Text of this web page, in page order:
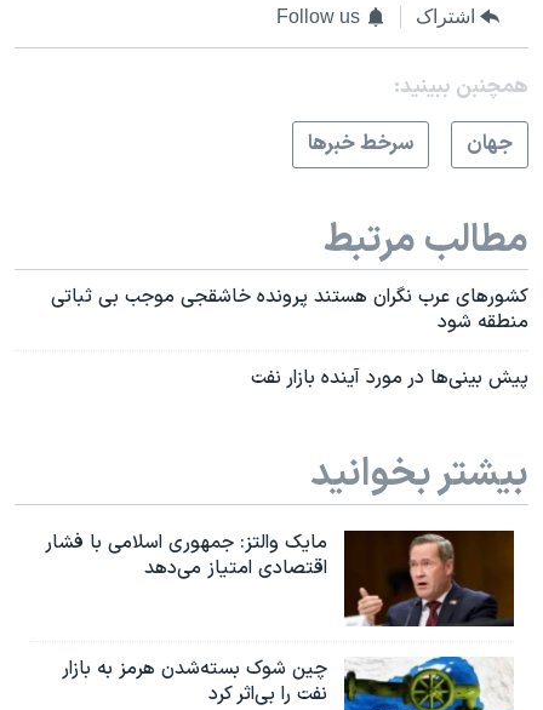
اشتراک Follow us
همچنبن ببینید:
جهان
سرخط خبرها
مطالب مرتبط
کشورهای عرب نگران هستند پرونده خاشقجی موجب بی ثباتی
منطقه شود
پیش بینی‌ها در مورد آینده بازار نفت
بیشتر بخوانید
مایک والتز: جمهوری اسلامی با فشار
اقتصادی امتیاز می‌دهد
چین شوک بسته‌شدن هرمز به بازار
نفت را بی‌اثر کرد